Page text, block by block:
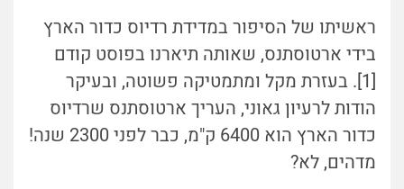
ראשיתו של הסיפור במדידת רדיוס כדור הארץ
בידי ארטוסתנס, שאותה תיארנו בפוסט קודם
[1]. בעזרת מקל ומתמטיקה פשוטה, ובעיקר
הודות לרעיון גאוני, העריך ארטוסתנס שרדיוס
כדור הארץ הוא 6400 ק"מ, כבר לפני 2300 שנה!
מדהים, לא?